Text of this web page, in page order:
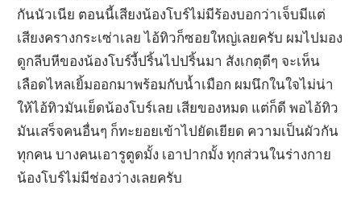
กันนัวเนีย ตอนนี้เสียงน้องโบร์ไม่มีร้องบอกว่าเจ็บมีแต่
เสียงครางกระเซ่าเลย ไอ้ทิวก็ซอยใหญ่เลยครับ ผมไปมอง
ดูกลีบหีของน้องโบร์งี้ปริ้นไปปริ้นมา สังเกตุดีๆ จะเห็น
เลือดไหลเยิ้มออกมาพร้อมกับน้ำเมือก ผมนึกในใจไม่น่า
ให้ไอ้ทิวมันเย็ดน้องโบร์เลย เสียของหมด แต่ก็ดี พอไอ้ทิว
มันเสร็จคนอื่นๆ ก็ทะยอยเข้าไปยัดเยียด ความเป็นผัวกัน
ทุกคน บางคนเอารูตูดมั้ง เอาปากมั้ง ทุกส่วนในร่างกาย
น้องโบร์ไม่มีช่องว่างเลยครับ